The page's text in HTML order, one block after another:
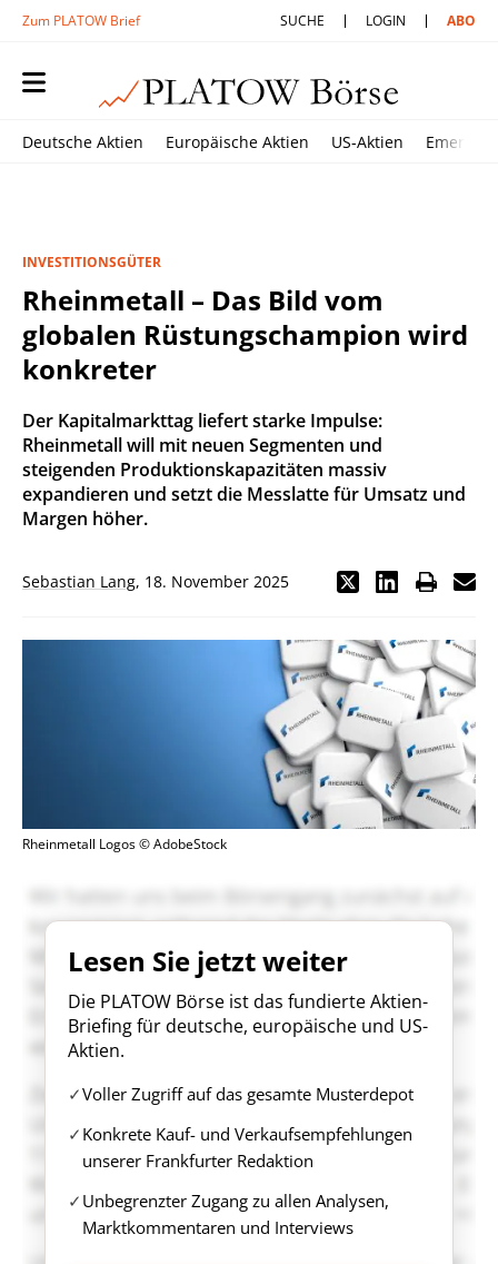
Zum PLATOW Brief SUCHE LOGIN ABO
Deutsche Aktien Europäische Aktien US-Aktien
INVESTITIONSGÜTER
Rheinmetall – Das Bild vom
globalen Rüstungschampion wird
konkreter
Der Kapitalmarkttag liefert starke Impulse:
Rheinmetall will mit neuen Segmenten und
steigenden Produktionskapazitäten massiv
expandieren und setzt die Messlatte für Umsatz und
Margen höher.
Sebastian Lang, 18. November 2025
Rheinmetall Logos © AdobeStock
Lesen Sie jetzt weiter
Die PLATOW Börse ist das fundierte Aktien-
Briefing für deutsche, europäische und US-
Aktien.
Voller Zugriff auf das gesamte Musterdepot
Konkrete Kauf- und Verkaufsempfehlungen
unserer Frankfurter Redaktion
Unbegrenzter Zugang zu allen Analysen,
Marktkommentaren und Interviews